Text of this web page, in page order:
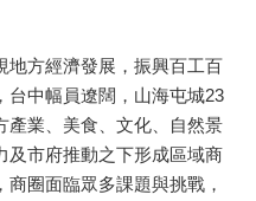
地方經濟發展，振興百工百
台中幅員遼闊，山海屯城23
產業、美食、文化、自然景
及市府推動之下形成區域商
圈面臨眾多課題與挑戰，